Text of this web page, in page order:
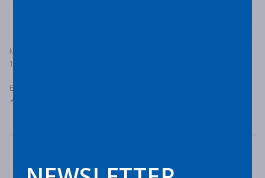
MICHELIN
170/60R17 MICHELIN ANAKEE ADVENTURE 2 72V R TL/TT
ΕΛΑΣΤΙΚΑ ΜΟΤΟΣΥΚΛΕΤΑΣ ΔΡΟΜΟΥ/ΕΚΤΟΣ ΔΡΟΜΟΥ
180,00